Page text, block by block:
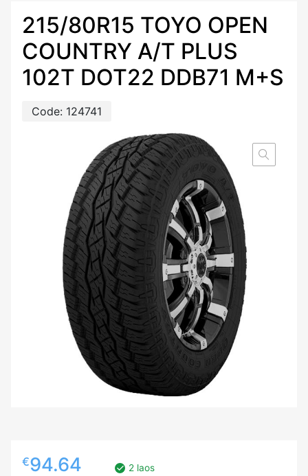
215/80R15 TOYO OPEN
COUNTRY A/T PLUS
102T DOT22 DDB71 M+S
Code: 124741
€94.64 2 laos